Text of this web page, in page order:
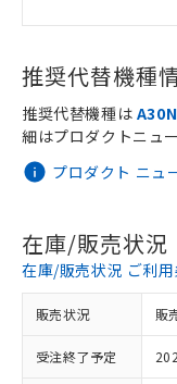
推奨代替機種
プロダクト ニュ
推奨代替機種は
細はプロダクトニュ
在庫/販売状況
在庫/販売状況 ご利用
販売状況 販
受注終了予定